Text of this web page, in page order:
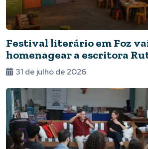
Festival literário em Foz
homenagear a escritora
31 de julho de 2026